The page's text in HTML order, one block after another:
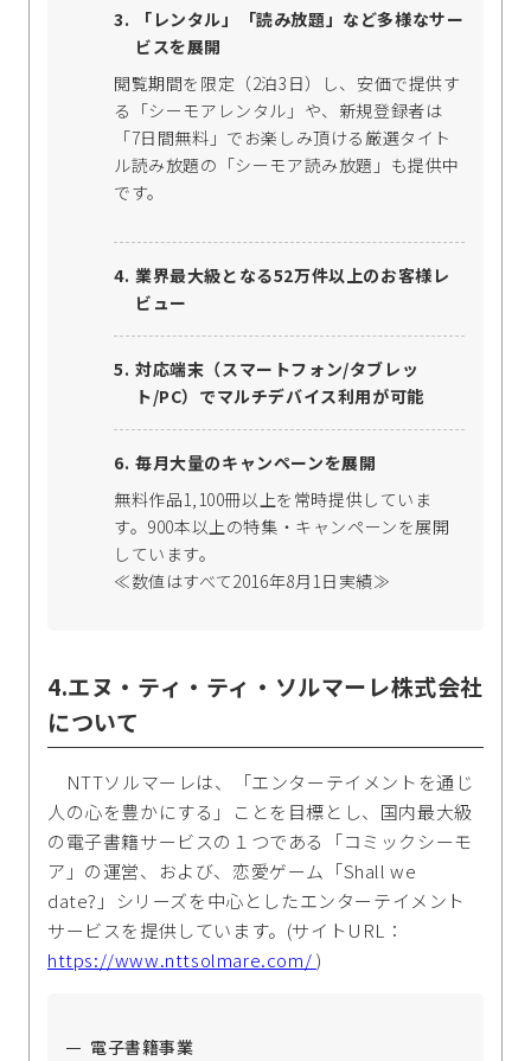
「レンタル」「読み放題」など多様なサー
ビスを展開
閲覧期間を限定（2泊3日）し、安価で提供す
る「シーモアレンタル」や、新規登録者は
「7日間無料」でお楽しみ頂ける厳選タイト
ル読み放題の「シーモア読み放題」も提供中
です。
業界最大級となる52万件以上のお客様レ
ビュー
対応端末（スマートフォン/タブレッ
ト/PC）でマルチデバイス利用が可能
毎月大量のキャンペーンを展開
無料作品1,100冊以上を常時提供していま
す。900本以上の特集・キャンペーンを展開
しています。
≪数値はすべて2016年8月1日実績≫
4.エヌ・ティ・ティ・ソルマーレ株式会社
について
NTTソルマーレは、「エンターテイメントを通じ
人の心を豊かにする」ことを目標とし、国内最大級
の電子書籍サービスの１つである「コミックシーモ
ア」の運営、および、恋愛ゲーム「Shall we
date?」シリーズを中心としたエンターテイメント
サービスを提供しています。(サイトURL：
https://www.nttsolmare.com/)
電子書籍事業